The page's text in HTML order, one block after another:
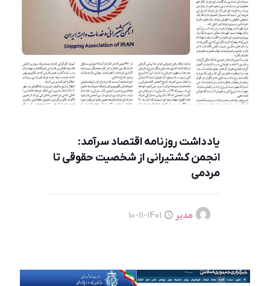
یادداشت روزنامه اقتصاد سرآمد:
انجمن کشتیرانی از شخصیت حقوقی تا
مردمی
مدیر 1401-11-10